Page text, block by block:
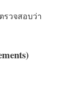
รวจสอบว่า